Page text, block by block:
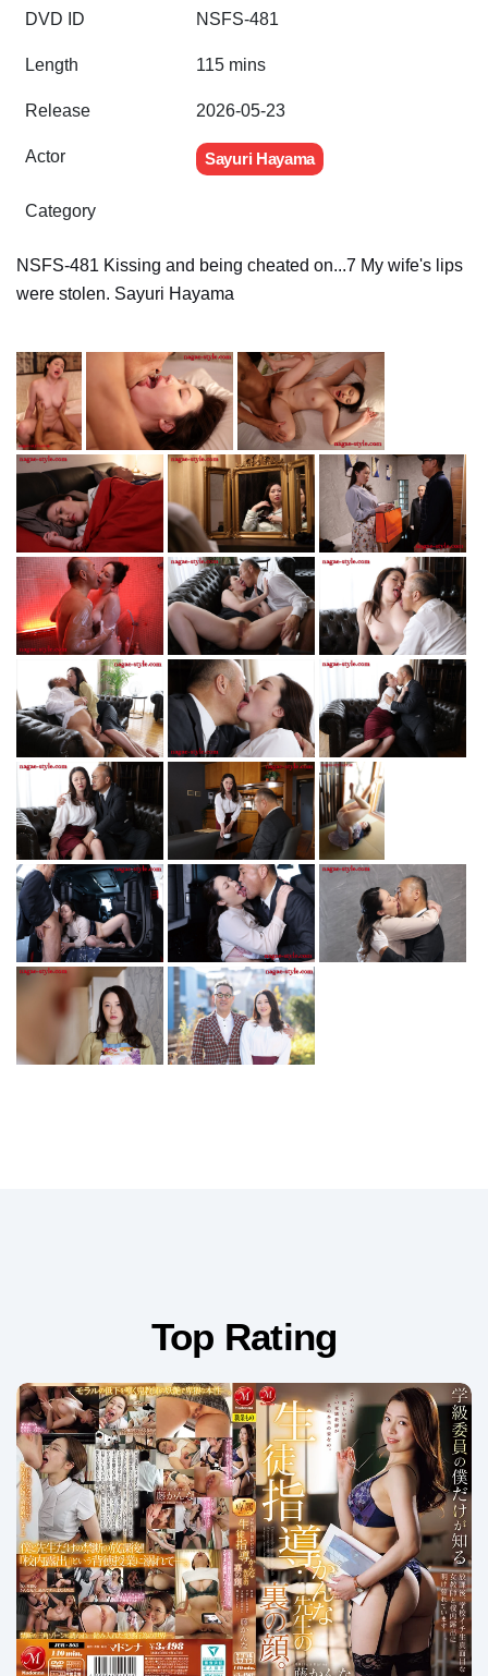
DVD ID NSFS-481
Length 115 mins
Release 2026-05-23
Actor Sayuri Hayama
Category
NSFS-481 Kissing and being cheated on...7 My wife's lips
were stolen. Sayuri Hayama
Top Rating